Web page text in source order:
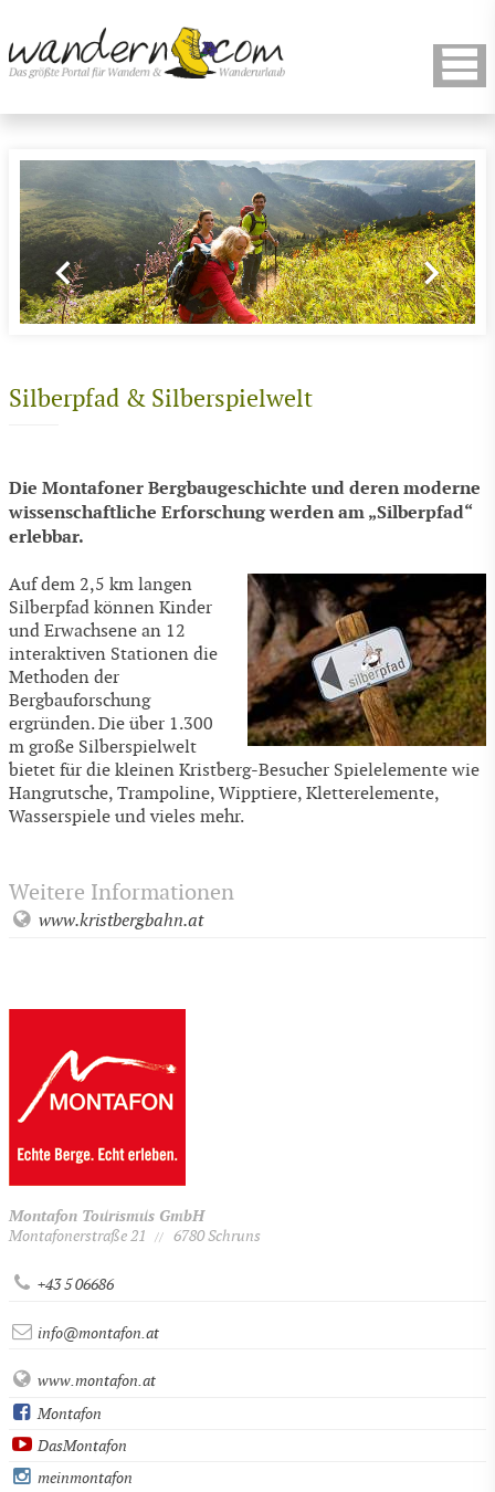
Silberpfad & Silberspielwelt
Die Montafoner Bergbaugeschichte und deren moderne
wissenschaftliche Erforschung werden am „Silberpfad“
erlebbar.
Auf dem 2,5 km langen
Silberpfad können Kinder
und Erwachsene an 12
interaktiven Stationen die
Methoden der
Bergbauforschung
ergründen. Die über 1.300
m große Silberspielwelt
bietet für die kleinen Kristberg-Besucher Spielelemente wie
Hangrutsche, Trampoline, Wipptiere, Kletterelemente,
Wasserspiele und vieles mehr.
Weitere Informationen
www.kristbergbahn.at
Montafon Tourismus GmbH
Montafonerstraße 21
// 6780 Schruns
+43 5 06686
info@montafon.at
www.montafon.at
Montafon
DasMontafon
meinmontafon